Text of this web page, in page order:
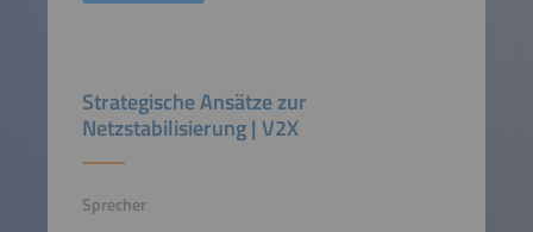
Strategische Ansätze zur
Netzstabilisierung | V2X
Sprecher